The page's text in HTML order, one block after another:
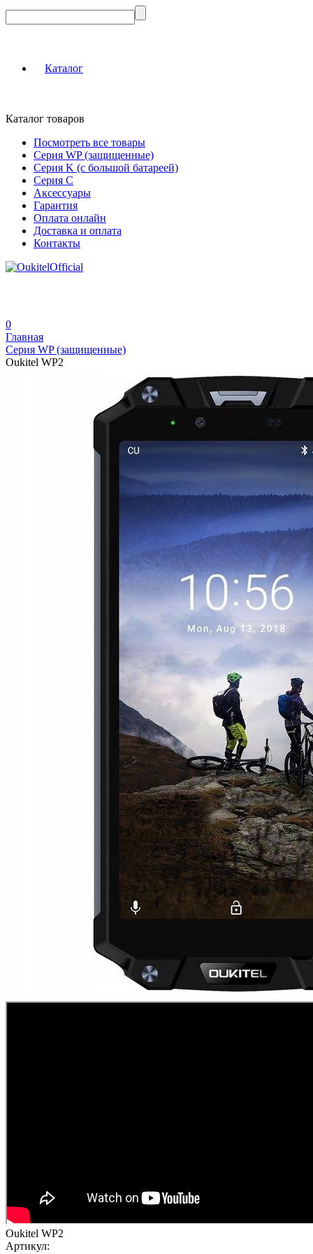
Каталог
Каталог товаров
Посмотреть все товары
Серия WP (защищенные)
Серия K (с большой батареей)
Серия C
Аксессуары
Гарантия
Оплата онлайн
Доставка и оплата
Контакты
0
Главная
Серия WP (защищенные)
Oukitel WP2
Oukitel WP2
Артикул: